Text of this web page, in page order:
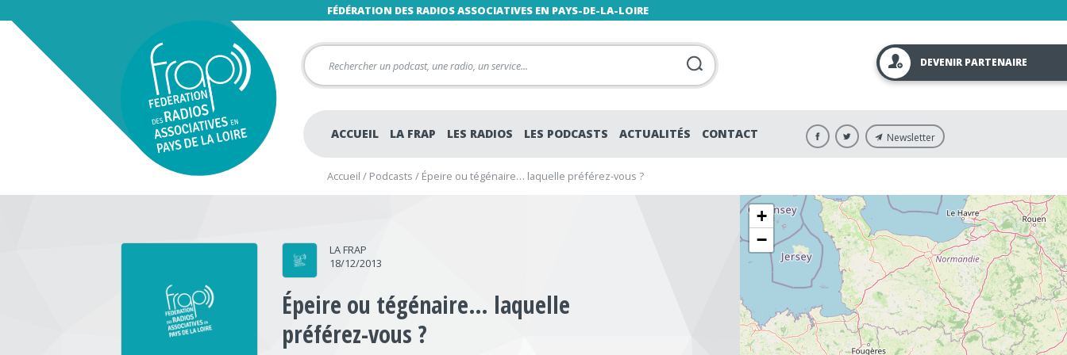
FÉDÉRATION DES RADIOS ASSOCIATIVES EN PAYS-DE-LA-LOIRE
DEVENIR PARTENAIRE
ACCUEIL LA FRAP LES RADIOS LES PODCASTS ACTUALITÉS CONTACT Newsletter
Accueil / Podcasts / Épeire ou tégénaire… laquelle préférez-vous ?
LA FRAP
18/12/2013
Épeire ou tégénaire… laquelle
préférez-vous ?
+
−